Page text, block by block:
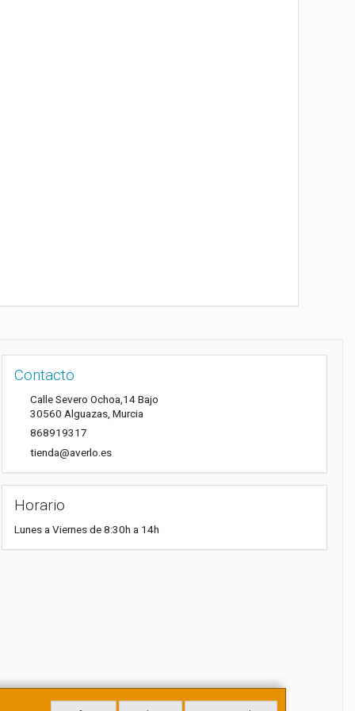
Contacto
Calle Severo Ochoa,14 Bajo
30560 Alguazas, Murcia
868919317
tienda@averlo.es
Horario
Lunes a Viernes de 8:30h a 14h